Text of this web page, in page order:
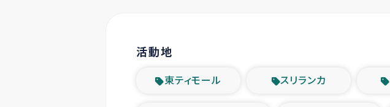
活動地
東ティモール スリランカ